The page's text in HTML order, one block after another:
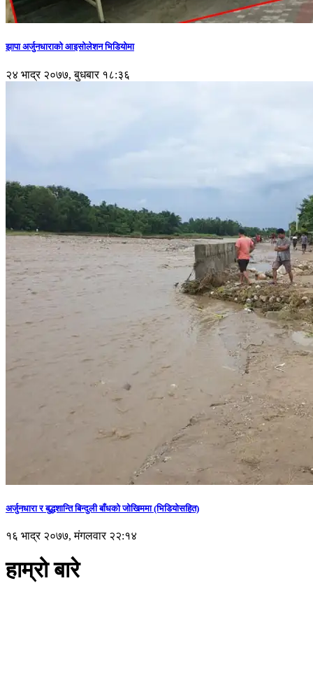
झापा अर्जुनधाराको आइसोलेशन भिडियोमा
२४ भाद्र २०७७, बुधबार १८:३६
अर्जुनधारा र बुद्धशान्ति बिन्दुली बाँधको जोखिममा (भिडियाेसहित)
१६ भाद्र २०७७, मंगलवार २२:१४
हाम्रो बारे